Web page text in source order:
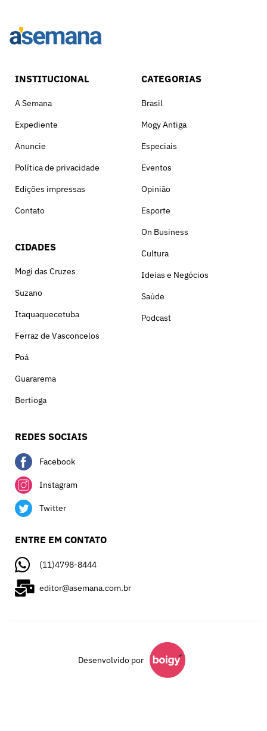
INSTITUCIONAL
A Semana
Expediente
Anuncie
Política de privacidade
Edições impressas
Contato
CIDADES
Mogi das Cruzes
Suzano
Itaquaquecetuba
Ferraz de Vasconcelos
Poá
Guararema
Bertioga
CATEGORIAS
Brasil
Mogy Antiga
Especiais
Eventos
Opinião
Esporte
On Business
Cultura
Ideias e Negócios
Saúde
Podcast
REDES SOCIAIS
Facebook
Instagram
Twitter
ENTRE EM CONTATO
(11)4798-8444
editor@asemana.com.br
Desenvolvido por